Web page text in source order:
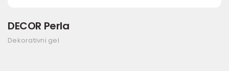
DECOR Perla
Dekorativni gel